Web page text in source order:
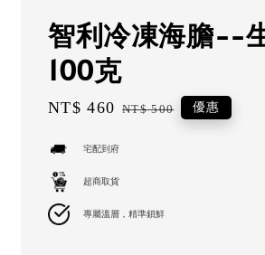
智利冷凍海膽--
100克
Sale
NT$ 460 Regular
NT$ 500 優惠
宅配到府
超商取貨
專屬溫層，精準鎖鮮